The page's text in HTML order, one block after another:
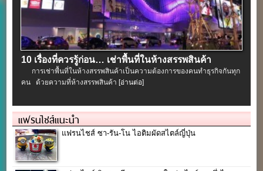
10 เรื่องที่ควรรู้ก่อน… เช่าพื้นที่ในห้างสรรพสินค้า
การเช่าพื้นที่ในห้างสรรพสินค้าเป็นความต้องการของคนทำธุรกิจกันทุก
คน ด้วยความที่ห้างสรรพสินค้า [อ่านต่อ]
แฟรนไชส์แนะนำ
แฟรนไชส์ ซา-รัน-โน ไอติมผัดสไตล์ญี่ปุ่น